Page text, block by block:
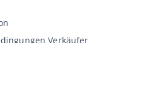
Verkäufer